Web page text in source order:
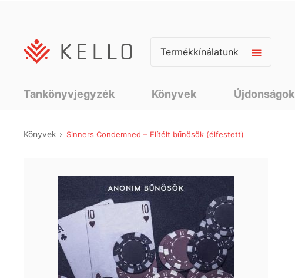
Termékkínálatunk
Tankönyvjegyzék Könyvek Újdonságok
Könyvek Sinners Condemned – Elítélt bűnösök (élfestett)